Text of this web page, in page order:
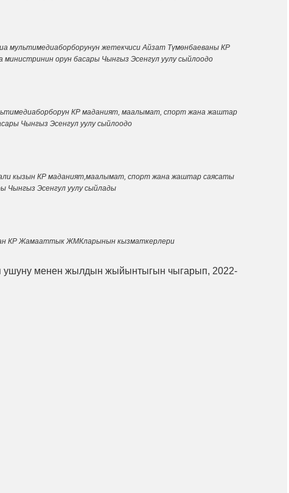
мультимедиаборборунун жетекчиси Айзат Түмөнбаеваны КР
орун басары Чынгыз Эсенгул уулу сыйлоодо
КР маданият, маалымат, спорт жана жаштар
Чынгыз Эсенгул уулу сыйлоодо
кызын КР маданият,маалымат, спорт жана жаштар саясаты
Чынгыз Эсенгул уулу сыйлады
КР Жамааттык ЖМКларынын кызматкерлери
менен жылдын жыйынтыгын чыгарып, 2022-